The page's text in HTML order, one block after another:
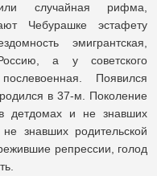
случайная рифма,
Чебурашке эстафету
эмигрантская,
а у советского
Появился
в 37-м. Поколение
детдомах и не знавших
знавших родительской
репрессии, голод